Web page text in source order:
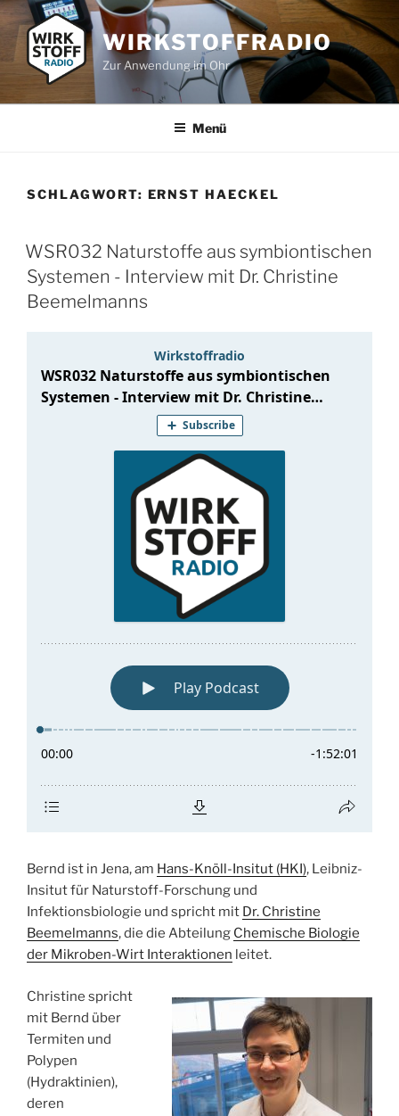
Zum
Inhalt
springen
WIRKSTOFFRADIO
Zur Anwendung im Ohr
Menü
SCHLAGWORT: ERNST HAECKEL
WSR032 Naturstoffe aus symbiontischen
Systemen - Interview mit Dr. Christine
Beemelmanns
Bernd ist in Jena, am Hans-Knöll-Insitut (HKI), Leibniz-
Insitut für Naturstoff-Forschung und
Infektionsbiologie und spricht mit Dr. Christine
Beemelmanns, die die Abteilung Chemische Biologie
der Mikroben-Wirt Interaktionen leitet.
Christine spricht
mit Bernd über
Termiten und
Polypen
(Hydraktinien),
deren